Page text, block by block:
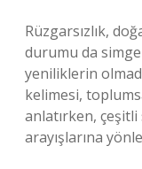
Rüzgarsızlık,
durumu da
yeniliklerin
kelimesi,
anlatırken,
arayışlarına